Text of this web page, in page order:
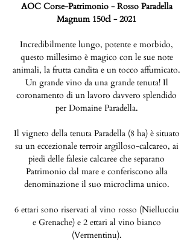
AOC Corse-Patrimonio - Rosso Paradella
Magnum 150cl - 2021
Incredibilmente lungo, potente e morbido,
questo millesimo è magico con le sue note
animali, la frutta candita e un tocco affumicato.
Un grande vino da una grande tenuta! Il
coronamento di un lavoro davvero splendido
per Domaine Paradella.
Il vigneto della tenuta Paradella (8 ha) è situato
su un eccezionale terroir argilloso-calcareo, ai
piedi delle falesie calcaree che separano
Patrimonio dal mare e conferiscono alla
denominazione il suo microclima unico.
6 ettari sono riservati al vino rosso (Niellucciu
e Grenache) e 2 ettari al vino bianco
(Vermentinu).